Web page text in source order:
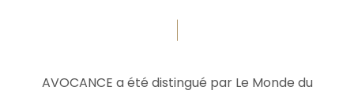
AVOCANCE a été distingué par Le Monde du